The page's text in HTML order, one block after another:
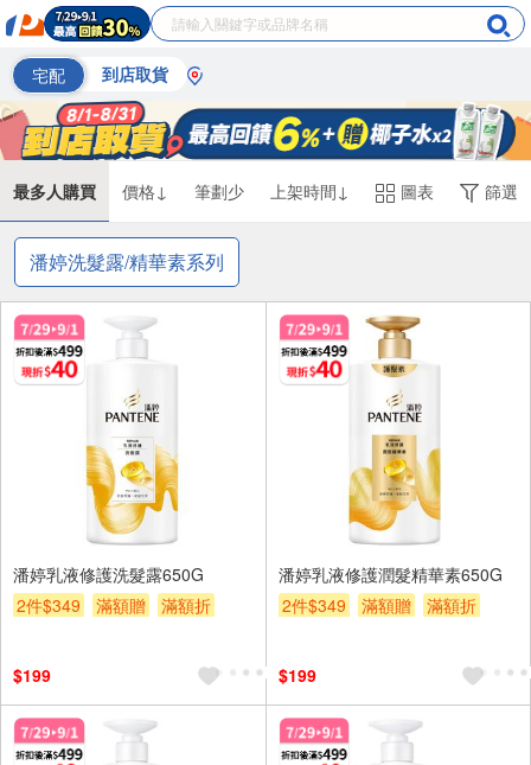
宅配 到店取貨
最多人購買 價格↓ 筆劃少 上架時間↓ 圖表 篩選
潘婷洗髮露/精華素系列
潘婷乳液修護洗髮露650G
2件$349
滿額贈
滿額折
$199
潘婷乳液修護潤髮精華素650G
2件$349
滿額贈
滿額折
$199